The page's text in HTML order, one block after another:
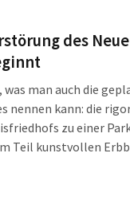
des
man auch die
nennen kann: die
zu einer
Teil kunstvollen
Sinne auszulöschen